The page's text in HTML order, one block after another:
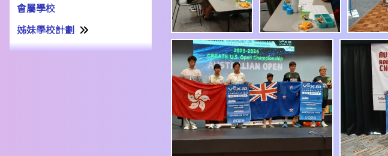
會屬學校
姊妹學校計劃
姊妹學校交流計劃書22-23